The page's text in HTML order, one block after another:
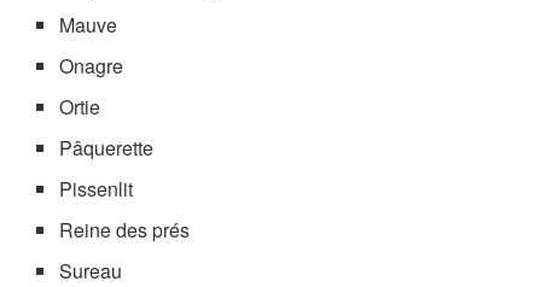
Mauve
Onagre
Ortie
Pâquerette
Pissenlit
Reine des prés
Sureau